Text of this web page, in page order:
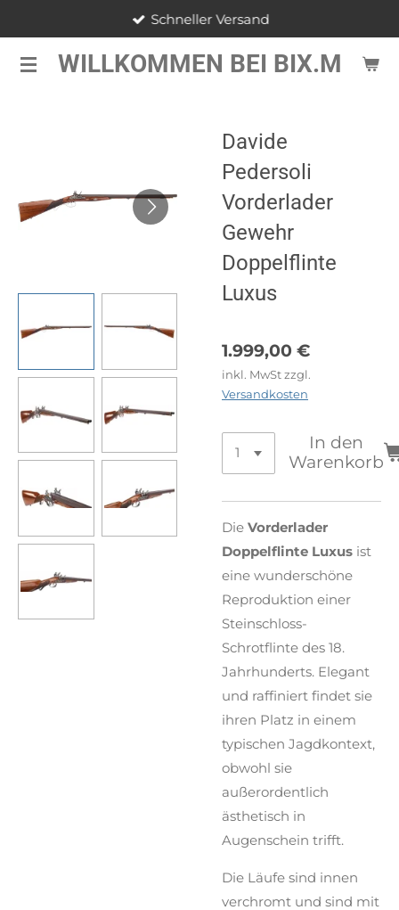
springenWILLKOMMEN BEI BIX.M
Schneller Versand
Davide
Pedersoli
Vorderlader
Gewehr
Doppelflinte
Luxus
1.999,00 €
inkl. MwSt zzgl.
Versandkosten
In den
Warenkorb
Die Vorderlader
Doppelflinte Luxus ist
eine wunderschöne
Reproduktion einer
Steinschloss-
Schrotflinte des 18.
Jahrhunderts. Elegant
und raffiniert findet sie
ihren Platz in einem
typischen Jagdkontext,
obwohl sie
außerordentlich
ästhetisch in
Augenschein trifft.
Die Läufe sind innen
verchromt und sind mit